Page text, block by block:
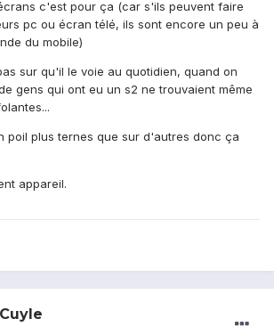
c'est pour ça (car s'ils peuvent faire
pc ou écran télé, ils sont encore un peu à
du mobile)
sur qu'il le voie au quotidien, quand on
gens qui ont eu un s2 ne trouvaient même
poil plus ternes que sur d'autres donc ça
appareil.